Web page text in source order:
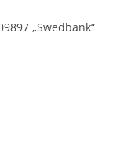
„Swedbank“